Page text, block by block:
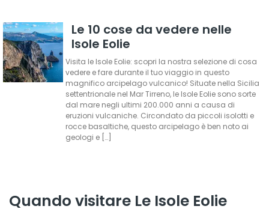
Le 10 cose da vedere nelle
Isole Eolie
Visita le Isole Eolie: scopri la nostra selezione di cosa
vedere e fare durante il tuo viaggio in questo
magnifico arcipelago vulcanico! Situate nella Sicilia
settentrionale nel Mar Tirreno, le Isole Eolie sono sorte
dal mare negli ultimi 200.000 anni a causa di
eruzioni vulcaniche. Circondato da piccoli isolotti e
rocce basaltiche, questo arcipelago è ben noto ai
geologi e […]
Quando visitare Le Isole Eolie